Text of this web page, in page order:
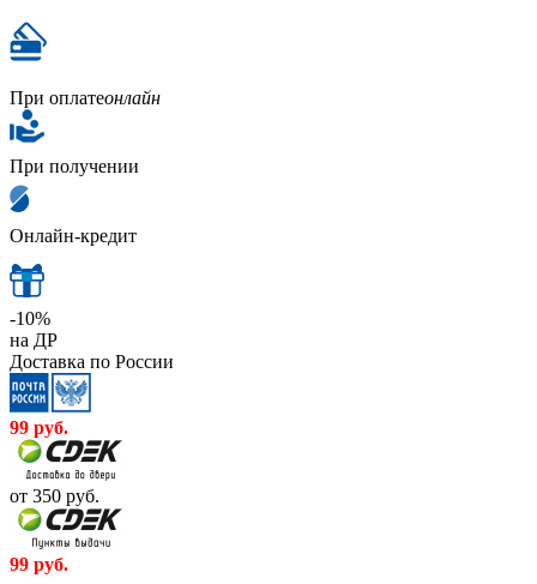
При оплатеонлайн
При получении
Онлайн-кредит
-10%
на ДР
Доставка по России
99 руб.
от 350 руб.
99 руб.